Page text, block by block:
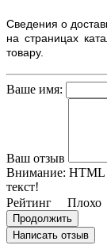
Сведения о
на страницах
товару.
Ваше имя:
Ваш отзыв
Внимание: HTML
текст!
Рейтинг Плохо
Продолжить
Написать отзыв